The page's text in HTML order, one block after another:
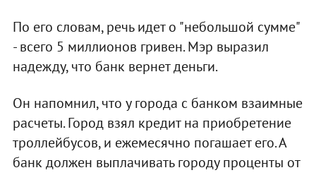
По его словам, речь идет о "небольшой сумме"
- всего 5 миллионов гривен. Мэр выразил
надежду, что банк вернет деньги.
Он напомнил, что у города с банком взаимные
расчеты. Город взял кредит на приобретение
троллейбусов, и ежемесячно погашает его. А
банк должен выплачивать городу проценты от